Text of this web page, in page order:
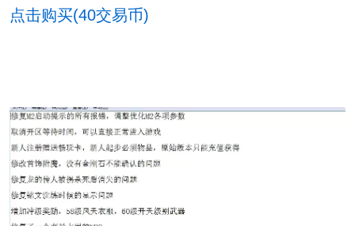
点击购买(40交易币)